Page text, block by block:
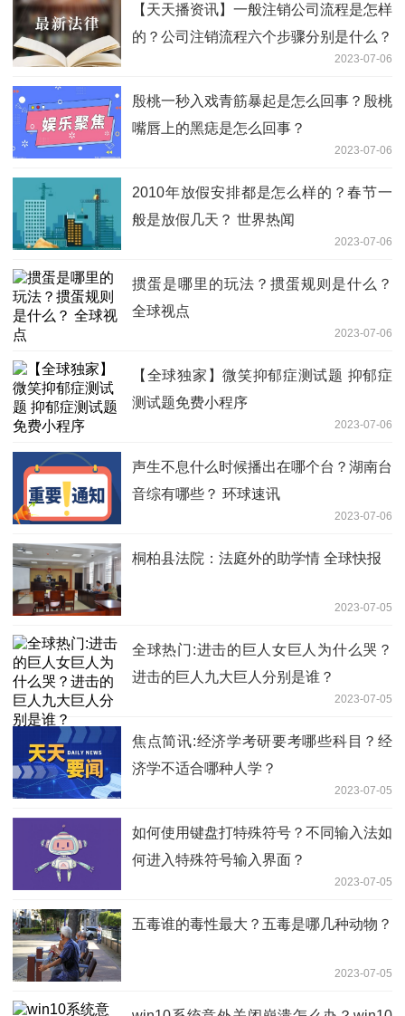
【天天播资讯】一般注销公司流程是怎样
的？公司注销流程六个步骤分别是什么？
2023-07-06
殷桃一秒入戏青筋暴起是怎么回事？殷桃
嘴唇上的黑痣是怎么回事？
2023-07-06
2010年放假安排都是怎么样的？春节一
般是放假几天？ 世界热闻
2023-07-06
掼蛋是哪里的玩法？掼蛋规则是什么？
全球视点
2023-07-06
【全球独家】微笑抑郁症测试题 抑郁症
测试题免费小程序
2023-07-06
声生不息什么时候播出在哪个台？湖南台
音综有哪些？ 环球速讯
2023-07-06
桐柏县法院：法庭外的助学情 全球快报
2023-07-05
全球热门:进击的巨人女巨人为什么哭？
进击的巨人九大巨人分别是谁？
2023-07-05
焦点简讯:经济学考研要考哪些科目？经
济学不适合哪种人学？
2023-07-05
如何使用键盘打特殊符号？不同输入法如
何进入特殊符号输入界面？
2023-07-05
五毒谁的毒性最大？五毒是哪几种动物？
2023-07-05